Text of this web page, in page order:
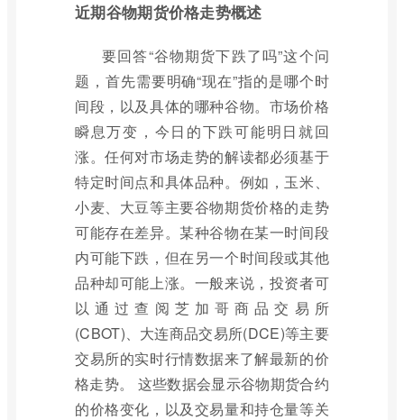
近期谷物期货价格走势概述
要回答“谷物期货下跌了吗”这个问
题，首先需要明确“现在”指的是哪个时
间段，以及具体的哪种谷物。市场价格
瞬息万变，今日的下跌可能明日就回
涨。任何对市场走势的解读都必须基于
特定时间点和具体品种。例如，玉米、
小麦、大豆等主要谷物期货价格的走势
可能存在差异。某种谷物在某一时间段
内可能下跌，但在另一个时间段或其他
品种却可能上涨。一般来说，投资者可
以通过查阅芝加哥商品交易所
(CBOT)、大连商品交易所(DCE)等主要
交易所的实时行情数据来了解最新的价
格走势。 这些数据会显示谷物期货合约
的价格变化，以及交易量和持仓量等关